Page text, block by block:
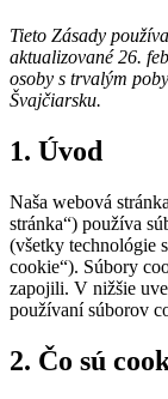
Tieto Zásady
aktualizované 26.
osoby s trvalým
Švajčiarsku.
1. Úvod
Naša webová
stránka“) používa
(všetky technológie
cookie“). Súbory
zapojili. V nižšie
používaní súborov
2. Čo sú